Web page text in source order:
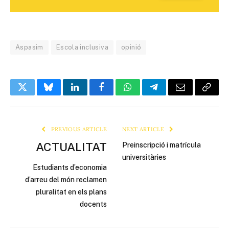
Aspasim Escola inclusiva opinió
TwitterBlueskyLinkedInFacebookWhatsAppTelegramEmail Copy
PREVIOUS ARTICLE
ACTUALITAT
Estudiants d’economia
d’arreu del món reclamen
pluralitat en els plans
docents
NEXT ARTICLE
Preinscripció i matrícula
universitàries